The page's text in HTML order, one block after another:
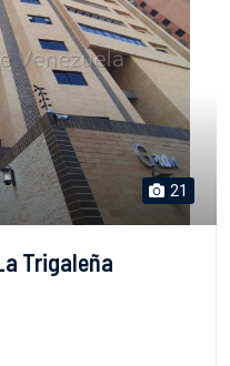
21
Trigaleña